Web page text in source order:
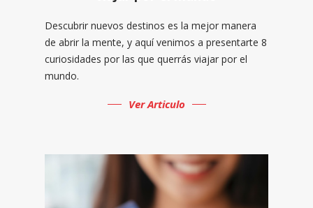
Descubrir nuevos destinos es la mejor manera
de abrir la mente, y aquí venimos a presentarte 8
curiosidades por las que querrás viajar por el
mundo.
Ver Articulo